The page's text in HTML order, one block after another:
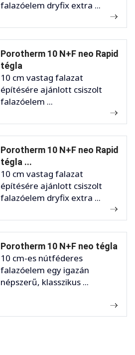
falazóelem dryfix extra ...
Porotherm 10 N+F neo Rapid
tégla
10 cm vastag falazat
építésére ajánlott csiszolt
falazóelem ...
Porotherm 10 N+F neo Rapid
tégla ...
10 cm vastag falazat
építésére ajánlott csiszolt
falazóelem dryfix extra ...
Porotherm 10 N+F neo tégla
10 cm-es nútféderes
falazóelem egy igazán
népszerű, klasszikus ...